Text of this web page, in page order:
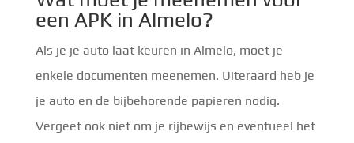
een APK in Almelo?
Als je je auto laat keuren in Almelo, moet je
enkele documenten meenemen. Uiteraard heb je
je auto en de bijbehorende papieren nodig.
Vergeet ook niet om je rijbewijs en eventueel het